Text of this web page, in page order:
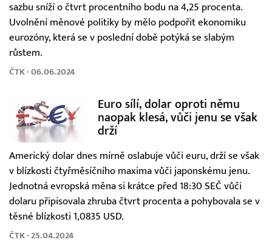
sazbu sníží o čtvrt procentního bodu na 4,25 procenta.
Uvolnění měnové politiky by mělo podpořit ekonomiku
eurozóny, která se v poslední době potýká se slabým
růstem.
ČTK - 06.06.2024
Euro sílí, dolar oproti němu
naopak klesá, vůči jenu se však
drží
Americký dolar dnes mírně oslabuje vůči euru, drží se však
v blízkosti čtyřměsíčního maxima vůči japonskému jenu.
Jednotná evropská měna si krátce před 18:30 SEČ vůči
dolaru připisovala zhruba čtvrt procenta a pohybovala se v
těsné blízkosti 1,0835 USD.
ČTK - 25.04.2024